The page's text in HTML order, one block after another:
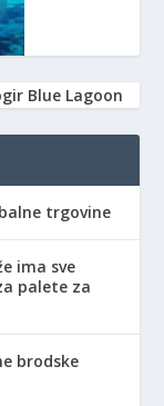
Blue Lagoon
trgovine
ima sve
palete za
brodske